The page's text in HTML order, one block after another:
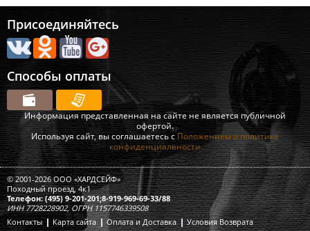
Присоединяйтесь
Способы оплаты
Информация представленная на сайте не является публичной
офертой.
Используя сайт, вы соглашаетесь с Положением о политике
конфиденциальности
© 2001-2026 ООО «ХАРДСЕЙФ»
Походный проезд, 4к1
Телефон: (495) 9-201-201;8-919-969-69-33/88
ИНН 7728228902, ОГРН 1157746339508
Контакты
Карта сайта Оплата и Доставка Условия Возврата